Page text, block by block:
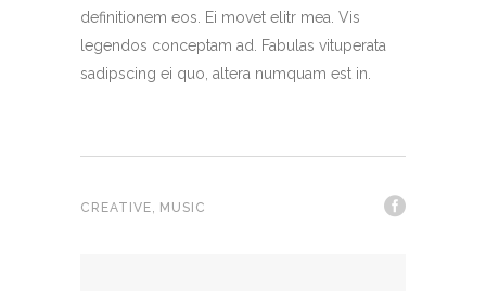
definitionem eos. Ei movet elitr mea. Vis
legendos conceptam ad. Fabulas vituperata
sadipscing ei quo, altera numquam est in.
CREATIVE MUSIC